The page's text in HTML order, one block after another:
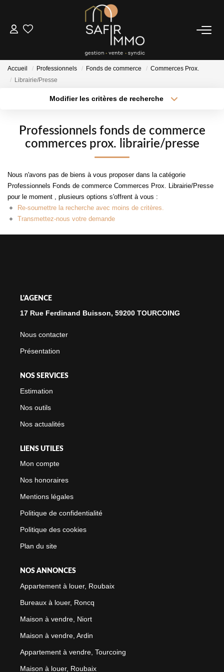
ACHETER
Notre Syndic
ESTIMER
FAIRE GÉRER
Accueil Professionnels Fonds de commerce
Commerces Prox.
Librairie/Presse
Modifier les critères de recherche
Sélectionnez...
Type de bien
Surface min
Créer une alerte
Professionnels fonds de commerce
commerces prox. librairie/presse
Nous n'avons pas de biens à vous proposer dans la catégorie
Professionnels Fonds de commerce Commerces Prox. Librairie/Presse
pour le moment , plusieurs options s'offrent à vous :
Re-soumettre la recherche avec moins de critères.
Transmettez-nous votre demande
L'AGENCE
17 Rue Ferdinand Buisson, 59200 TOURCOING
Nous contacter
Présentation
NOS SERVICES
Estimation
Nos outils
Nos actualités
LIENS UTILES
Mon compte
Nos honoraires
Mentions légales
Politique de confidentialité
Politique des cookies
Plan du site
NOS ANNONCES
Appartement à louer, Roubaix
Bureaux à louer, Roncq
Maison à vendre, Niort
Maison à vendre, Ardin
Appartement à vendre, Tourcoing
Maison à louer, Roubaix